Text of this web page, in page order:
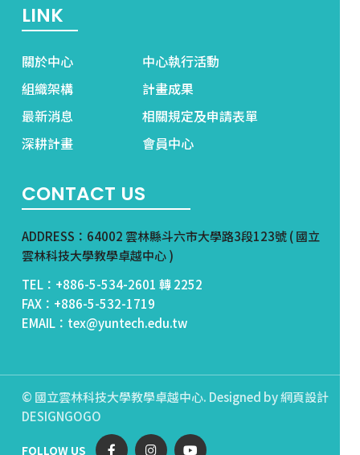
LINK
關於中心
中心執行活動
組織架構
計畫成果
最新消息
相關規定及申請表單
深耕計畫
會員中心
CONTACT US
ADDRESS：64002 雲林縣斗六市大學路3段123號 ( 國立
雲林科技大學教學卓越中心 )
TEL：+886-5-534-2601 轉 2252
FAX：+886-5-532-1719
EMAIL：tex@yuntech.edu.tw
© 國立雲林科技大學教學卓越中心. Designed by網頁設計
DESIGNGOGO
FOLLOW US